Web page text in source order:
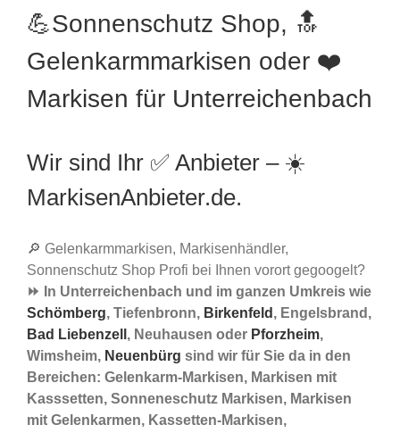
💪Sonnenschutz Shop, 🔝
Gelenkarmmarkisen oder ❤️
Markisen für Unterreichenbach
Wir sind Ihr ✅ Anbieter – ☀️
MarkisenAnbieter.de.
🔎 Gelenkarmmarkisen, Markisenhändler,
Sonnenschutz Shop Profi bei Ihnen vorort gegoogelt?
⏩ In Unterreichenbach und im ganzen Umkreis wie
Schömberg, Tiefenbronn, Birkenfeld , Engelsbrand,
Bad Liebenzell , Neuhausen oder Pforzheim,
Wimsheim, Neuenbürg sind wir für Sie da in den
Bereichen: Gelenkarm-Markisen, Markisen mit
Kasssetten, Sonneneschutz Markisen, Markisen
mit Gelenkarmen, Kassetten-Markisen,